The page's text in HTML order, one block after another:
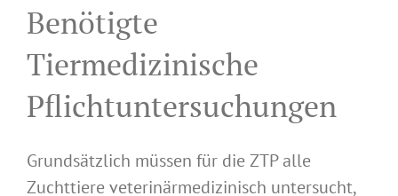
Benötigte
Tiermedizinische
Pflichtuntersuchungen
Grundsätzlich müssen für die ZTP alle
Zuchttiere veterinärmedizinisch untersucht,